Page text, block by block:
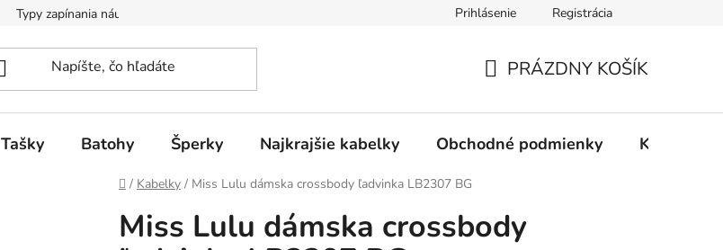
Typy zapínania náušníc Prihlásenie Registrácia
KOŠÍK
PRÁZDNY KOŠÍK
Tašky Batohy Šperky Najkrajšie kabelky Obchodné podmienky Kontakty
Domov
/ Kabelky / Miss Lulu dámska crossbody ľadvinka LB2307 BG
Miss Lulu dámska crossbody